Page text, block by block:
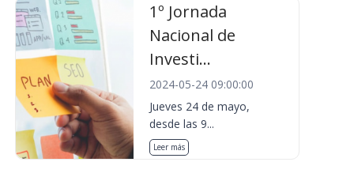
1º Jornada
Nacional de
Investi...
2024-05-24 09:00:00
Jueves 24 de mayo,
desde las 9...
Leer más